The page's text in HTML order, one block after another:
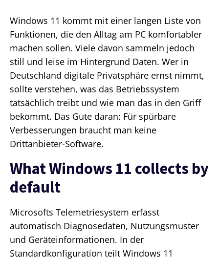
Windows 11 kommt mit einer langen Liste von
Funktionen, die den Alltag am PC komfortabler
machen sollen. Viele davon sammeln jedoch
still und leise im Hintergrund Daten. Wer in
Deutschland digitale Privatsphäre ernst nimmt,
sollte verstehen, was das Betriebssystem
tatsächlich treibt und wie man das in den Griff
bekommt. Das Gute daran: Für spürbare
Verbesserungen braucht man keine
Drittanbieter-Software.
What Windows 11 collects by
default
Microsofts Telemetriesystem erfasst
automatisch Diagnosedaten, Nutzungsmuster
und Geräteinformationen. In der
Standardkonfiguration teilt Windows 11